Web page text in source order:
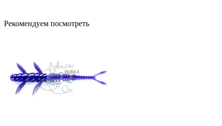
Рекомендуем посмотреть